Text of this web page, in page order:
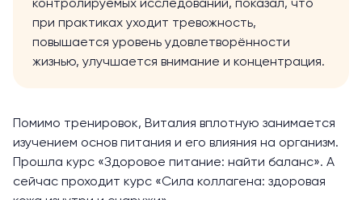
контролируемых исследований, показал, что
при практиках уходит тревожность,
повышается уровень удовлетворённости
жизнью, улучшается внимание и концентрация.
Помимо тренировок, Виталия вплотную занимается
изучением основ питания и его влияния на организм.
Прошла курс «Здоровое питание: найти баланс». А
сейчас проходит курс «Сила коллагена: здоровая